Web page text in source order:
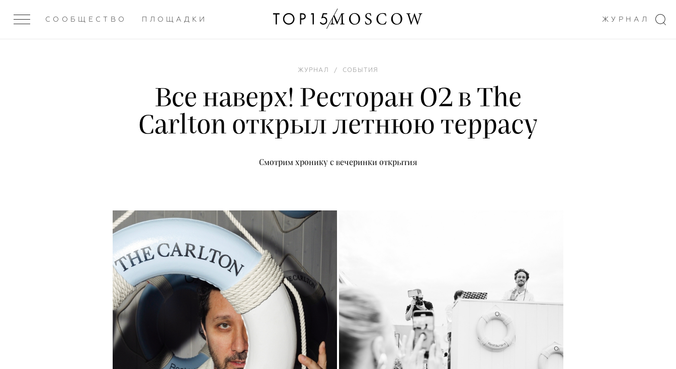
СООБЩЕСТВО ПЛОЩАДКИ ЖУРНАЛ
ЖУРНАЛ / СОБЫТИЯ
Все наверх! Ресторан O2 в The
Carlton открыл летнюю террасу
Смотрим хронику с вечеринки открытия